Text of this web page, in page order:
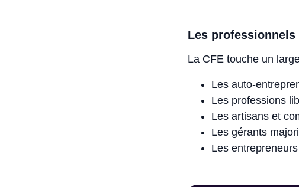
Les
La CFE touche un
Les auto-
Les professions
Les artisans et
Les gérants
Les